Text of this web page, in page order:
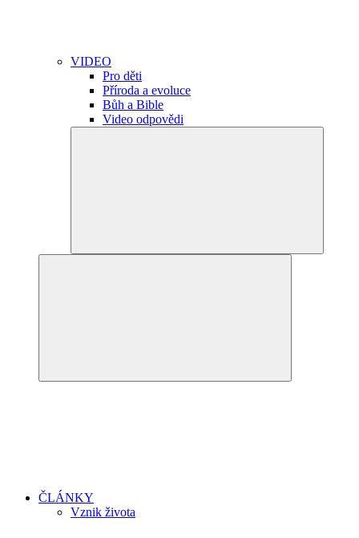
VIDEO
Pro děti
Příroda a evoluce
Bůh a Bible
Video odpovědi
ČLÁNKY
Vznik života